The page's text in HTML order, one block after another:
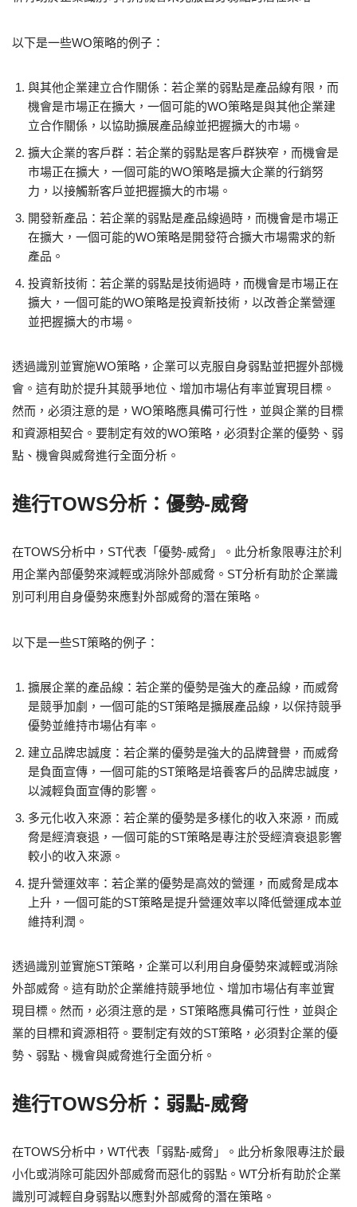
以下是一些WO策略的例子：
與其他企業建立合作關係：若企業的弱點是產品線有限，而
機會是市場正在擴大，一個可能的WO策略是與其他企業建
立合作關係，以協助擴展產品線並把握擴大的市場。
擴大企業的客戶群：若企業的弱點是客戶群狹窄，而機會是
市場正在擴大，一個可能的WO策略是擴大企業的行銷努
力，以接觸新客戶並把握擴大的市場。
開發新產品：若企業的弱點是產品線過時，而機會是市場正
在擴大，一個可能的WO策略是開發符合擴大市場需求的新
產品。
投資新技術：若企業的弱點是技術過時，而機會是市場正在
擴大，一個可能的WO策略是投資新技術，以改善企業營運
並把握擴大的市場。
透過識別並實施WO策略，企業可以克服自身弱點並把握外部機
會。這有助於提升其競爭地位、增加市場佔有率並實現目標。
然而，必須注意的是，WO策略應具備可行性，並與企業的目標
和資源相契合。要制定有效的WO策略，必須對企業的優勢、弱
點、機會與威脅進行全面分析。
進行TOWS分析：優勢-威脅
在TOWS分析中，ST代表「優勢-威脅」。此分析象限專注於利
用企業內部優勢來減輕或消除外部威脅。ST分析有助於企業識
別可利用自身優勢來應對外部威脅的潛在策略。
以下是一些ST策略的例子：
擴展企業的產品線：若企業的優勢是強大的產品線，而威脅
是競爭加劇，一個可能的ST策略是擴展產品線，以保持競爭
優勢並維持市場佔有率。
建立品牌忠誠度：若企業的優勢是強大的品牌聲譽，而威脅
是負面宣傳，一個可能的ST策略是培養客戶的品牌忠誠度，
以減輕負面宣傳的影響。
多元化收入來源：若企業的優勢是多樣化的收入來源，而威
脅是經濟衰退，一個可能的ST策略是專注於受經濟衰退影響
較小的收入來源。
提升營運效率：若企業的優勢是高效的營運，而威脅是成本
上升，一個可能的ST策略是提升營運效率以降低營運成本並
維持利潤。
透過識別並實施ST策略，企業可以利用自身優勢來減輕或消除
外部威脅。這有助於企業維持競爭地位、增加市場佔有率並實
現目標。然而，必須注意的是，ST策略應具備可行性，並與企
業的目標和資源相符。要制定有效的ST策略，必須對企業的優
勢、弱點、機會與威脅進行全面分析。
進行TOWS分析：弱點-威脅
在TOWS分析中，WT代表「弱點-威脅」。此分析象限專注於最
小化或消除可能因外部威脅而惡化的弱點。WT分析有助於企業
識別可減輕自身弱點以應對外部威脅的潛在策略。